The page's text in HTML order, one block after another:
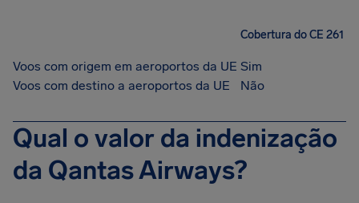
Cobertura do CE 261
Voos com origem em aeroportos da UE Sim
Voos com destino a aeroportos da UE
Não
Qual o valor da indenização
da Qantas Airways?